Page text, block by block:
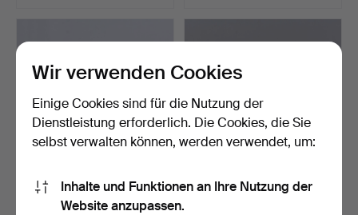
ARNE WAHL-IVERSEN.
Kommode, "Varié B", Tea…
KOMMODE MIT
Wir verwenden Cookies
Einige Cookies sind für die Nutzung der
Dienstleistung erforderlich. Die Cookies, die Sie
selbst verwalten können, werden verwendet, um:
Inhalte und Funktionen an Ihre Nutzung der
Website anzupassen.